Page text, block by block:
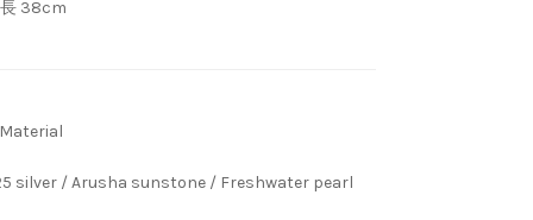
38cm
silver / Arusha sunstone / Freshwater pearl